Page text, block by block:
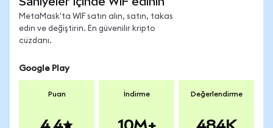
MetaMask'ta WIF satın alın, satın, takas
edin ve değiştirin. En güvenilir kripto
cüzdanı.
Google Play
Puan İndirme Değerlendirme